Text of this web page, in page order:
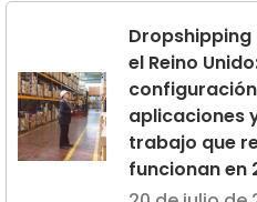
Dropshipping
el Reino
aplicaciones
trabajo que
funcionan en